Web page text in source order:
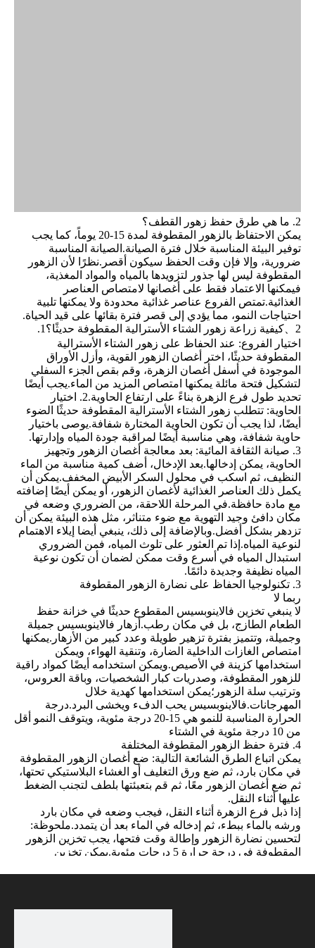
2. ما هي طرق حفظ زهور القطف؟
يمكن الاحتفاظ بالزهور المقطوفة لمدة 15-20 يوماً، كما يجب
توفير البيئة المناسبة خلال فترة الصيانة.الصيانة المناسبة
ضرورية، وإلا فإن وقت الحفظ سيكون أقصر.نظرًا لأن الزهور
المقطوفة ليس لها جذور لتزويدها بالمياه والمواد المغذية،
فيمكنها الاعتماد فقط على أغصانها لامتصاص العناصر
الغذائية.تمتص الفروع عناصر غذائية محدودة ولا يمكنها تلبية
احتياجات النمو، مما يؤدي إلى قصر فترة بقائها على قيد الحياة.
2、كيفية زراعة زهور الشتاء الأسترالية المقطوفة حديثًا؟1.
اختيار الفروع: عند الحفاظ على زهور الشتاء الأسترالية
المقطوفة حديثًا، اختر أغصان الزهور القوية، وأزل الأوراق
الموجودة في أسفل أغصان الزهرة، وقم بقص الجزء السفلي
لتشكيل فتحة مائلة يمكنها امتصاص المزيد من الماء.يجب أيضًا
تحديد طول فرع الزهرة بناءً على ارتفاع الحاوية.2. اختيار
الحاوية: تتطلب زهور الشتاء الأسترالية المقطوفة حديثًا الضوء
أيضًا، لذا يجب أن تكون الحاوية المختارة شفافة.يوصى باختيار
حاوية شفافة، وهي مناسبة أيضًا لمراقبة جودة المياه وإدارتها.
3. صيانة الثقافة المائية: بعد معالجة أغصان الزهور وتجهيز
الحاوية، يمكن إدخالها.بعد الإدخال، أضف كمية مناسبة من الماء
النظيف، ثم اسكب في محلول السكر الأبيض المخفف.يمكن أن
يكمل ذلك العناصر الغذائية لأغصان الزهور، أو يمكن أيضًا إضافته
مع مادة حافظة.في المرحلة اللاحقة، من الضروري وضعه في
مكان دافئ وجيد التهوية مع ضوء متناثر، مثل هذه البيئة يمكن أن
تزدهر بشكل أفضل.وبالإضافة إلى ذلك، ينبغي أيضا إيلاء الاهتمام
لنوعية المياه.إذا تم العثور على تلوث المياه، فمن الضروري
استبدال المياه في أسرع وقت ممكن لضمان أن تكون نوعية
المياه نظيفة وجديدة دائمًا.
3. تكنولوجيا الحفاظ على نضارة الزهور المقطوفة
ربما لا
لا ينبغي تخزين فالاينوبسيس المقطوع حديثًا في خزانة حفظ
الطعام الطازج، بل في مكان رطب.أزهار فالاينوبسيس جميلة
وجميلة، وتتميز بفترة تزهير طويلة وعدد كبير من الأزهار.يمكنها
امتصاص الغازات الداخلية الضارة، وتنقية الهواء، ويمكن
استخدامها كزينة في الأصيص.ويمكن استخدامه أيضًا كمواد راقية
للزهور المقطوفة، وصدريات كبار الشخصيات، وباقة العروس،
وترتيب سلة الزهور؛يمكن استخدامها كهدية خلال
المهرجانات.فالاينوبسيس يحب الدفء ويخشى البرد.درجة
الحرارة المناسبة للنمو هي 15-20 درجة مئوية، ويتوقف النمو أقل
من 10 درجة مئوية في الشتاء
4. فترة حفظ الزهور المقطوفة المختلفة
يمكن اتباع الطرق الشائعة التالية: ضع أغصان الزهور المقطوفة
في مكان بارد، ثم ضع ورق التغليف أو الغشاء البلاستيكي تحتها،
ثم ضع أغصان الزهور معًا، ثم قم بتعبئتها بلطف لتجنب الضغط
عليها أثناء النقل.
إذا ذبل فرع الزهرة أثناء النقل، فيجب وضعه في مكان بارد
ورشه بالماء ببطء، ثم إدخاله في الماء بعد أن يتمدد.ملحوظة:
لتحسين نضارة الزهور وإطالة وقت فتحها، يجب تخزين الزهور
المقطوفة في درجة حرارة 5 درجات مئوية.يمكن تخزين